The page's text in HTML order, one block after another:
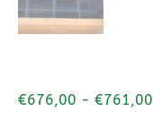
€676,00 - €761,00